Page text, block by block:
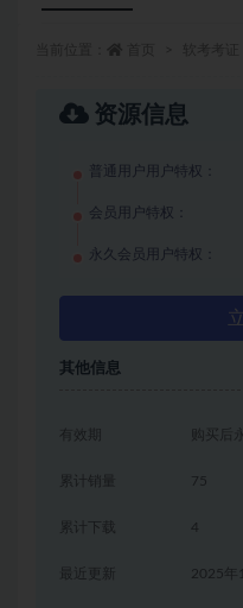
资源信息
普通用户用户特权：
会员用户特权：
永久会员用户特权：
其他信息
有效期 购买后
累计销量 75
累计下载 4
2025年